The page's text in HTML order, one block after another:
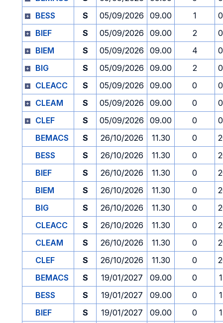
BESS
S 05/09/2026 09.00 1
BIEF
S 05/09/2026 09.00 2
BIEM
S 05/09/2026 09.00 4
BIG
S 05/09/2026 09.00 2
CLEACC
S 05/09/2026 09.00 0
CLEAM
S 05/09/2026 09.00 0
CLEF
S 05/09/2026 09.00 0
BEMACS
S 26/10/2026 11.30 0
BESS
S 26/10/2026 11.30 0
BIEF
S 26/10/2026 11.30 0
BIEM
S 26/10/2026 11.30 0
BIG
S 26/10/2026 11.30 0
CLEACC
S 26/10/2026 11.30 0
CLEAM
S 26/10/2026 11.30 0
CLEF
S 26/10/2026 11.30 0
BEMACS
S 19/01/2027 09.00 0
BESS
S 19/01/2027 09.00 0
BIEF
S 19/01/2027 09.00 0